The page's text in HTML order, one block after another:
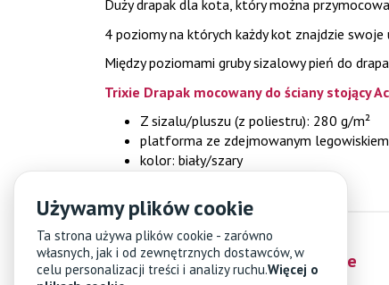
Duży drapak dla kota, który można
4 poziomy na których każdy kot znajdzie
Między poziomami gruby sizalowy pień do
Trixie Drapak mocowany do ściany stojący
Z sizalu/pluszu (z poliestru): 280 g/m²
platforma ze zdejmowanym
kolor: biały/szary
Obsługa klienta Informacje
Używamy plików cookie
Ta strona używa plików cookie - zarówno
własnych, jak i od zewnętrznych dostawców, w
celu personalizacji treści i analizy ruchu.Więcej o